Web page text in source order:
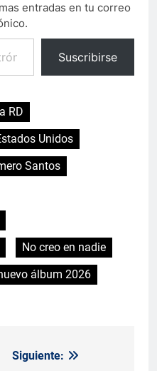
entradas en tu correo
Suscribirse
RD
Unidos
Santos
No creo en nadie
álbum 2026
Siguiente: